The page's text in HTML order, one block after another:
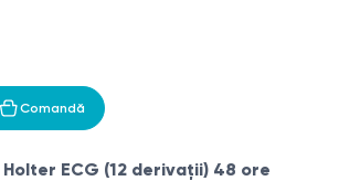
Comandă
ECG (12 derivații) 48 ore